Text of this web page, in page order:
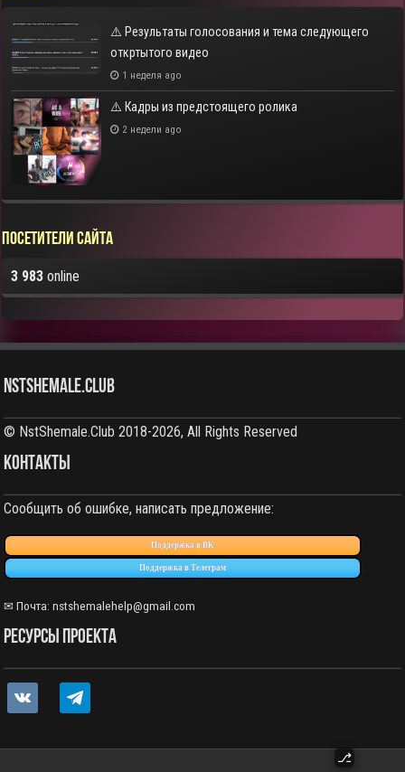
⚠️ Результаты голосования и тема следующего
откртытого видео
1 неделя ago
⚠️ Кадры из предстоящего ролика
2 недели ago
Посетители сайта
3 983 online
NstShemale.Club
© NstShemale.Club 2018-2026, All Rights Reserved
КОНТАКТЫ
Сообщить об ошибке, написать предложение:
Поддержка в ВК
Поддержка в Телеграм
✉ Почта:nstshemalehelp@gmail.com
РЕСУРСЫ ПРОЕКТА
vkontakte telegram
⎇